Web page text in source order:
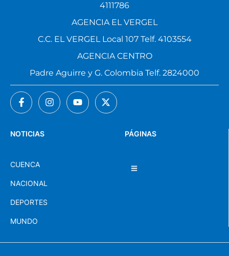
PÁGINAS
NOTICIAS
CUENCA
NACIONAL
DEPORTES
MUNDO
4111786
AGENCIA EL VERGEL
C.C. EL VERGEL Local 107 Telf. 4103554
AGENCIA CENTRO
Padre Aguirre y G. Colombia Telf. 2824000